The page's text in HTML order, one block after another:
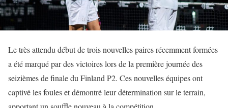
Le très attendu début de trois nouvelles paires récemment formées
a été marqué par des victoires lors de la première journée des
seizièmes de finale du Finland P2. Ces nouvelles équipes ont
captivé les foules et démontré leur détermination sur le terrain,